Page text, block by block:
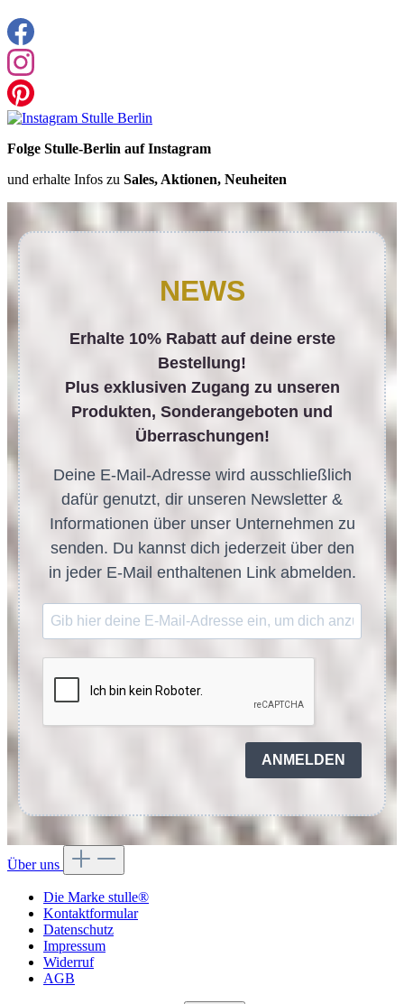
Folge Stulle-Berlin auf Instagram
und erhalte Infos zu Sales, Aktionen, Neuheiten
NEWS
Erhalte 10% Rabatt auf deine erste
Bestellung!
Plus exklusiven Zugang zu unseren
Produkten, Sonderangeboten und
Überraschungen!
Deine E-Mail-Adresse wird ausschließlich
dafür genutzt, dir unseren Newsletter &
Informationen über unser Unternehmen zu
senden. Du kannst dich jederzeit über den
in jeder E-Mail enthaltenen Link abmelden.
ANMELDEN
Über uns
Die Marke stulle®
Kontaktformular
Datenschutz
Impressum
Widerruf
AGB